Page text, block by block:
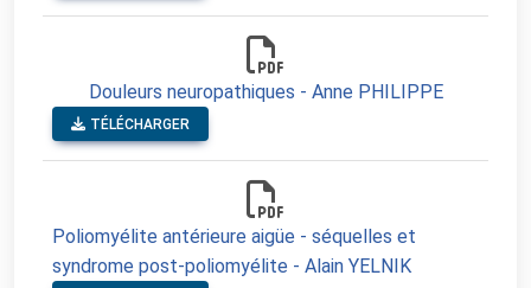
Douleurs neuropathiques - Anne PHILIPPE
TÉLÉCHARGER
Poliomyélite antérieure aigüe - séquelles et
syndrome post-poliomyélite - Alain YELNIK